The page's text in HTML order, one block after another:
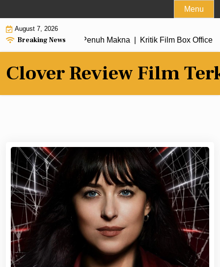
to
content
Menu
August 7, 2026
Breaking News
Alur Cerita Penuh Makna |Kritik Film Box Office 2026
Clover Review Film